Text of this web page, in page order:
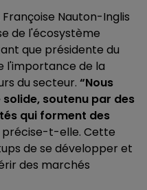
Nauton-Inglis
de l'écosystème
que présidente du
l'importance de la
du secteur. “Nous
soutenu par des
qui forment des
précise-t-elle. Cette
de se développer et
des marchés